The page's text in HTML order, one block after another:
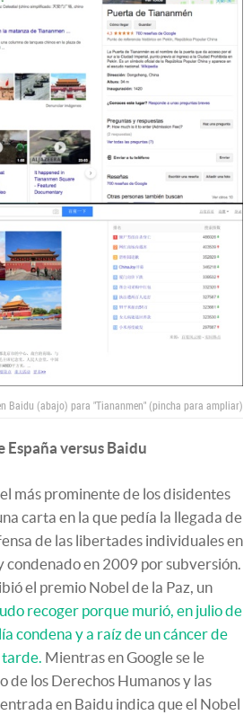
Baidu (abajo) para "Tiananmen" (pincha para ampliar)
España versus Baidu
más prominente de los disidentes
carta en la que pedía la llegada de
de las libertades individuales en
condenado en 2009 por subversión.
el premio Nobel de la Paz, un
recoger porque murió, en julio de
condena y a raíz de un cáncer de
tarde. Mientras en Google se le
de los Derechos Humanos y las
en Baidu indica que el Nobel